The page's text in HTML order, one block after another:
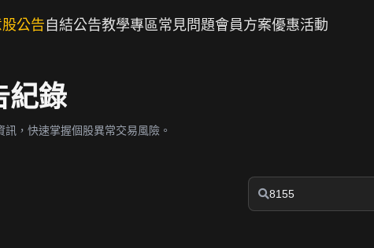
公告 自結公告教學專區常見問題會員方案優惠活動
紀錄
，快速掌握個股異常交易風險。